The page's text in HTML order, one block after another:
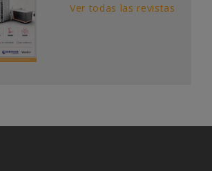
Ver todas las revistas